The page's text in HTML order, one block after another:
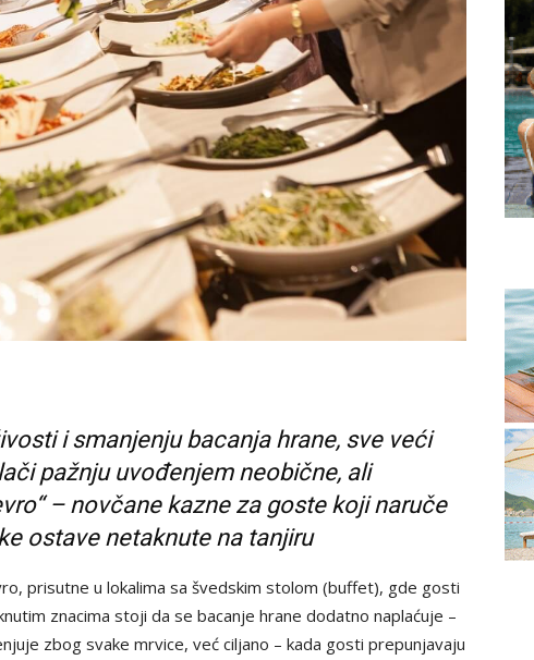
i smanjenju bacanja hrane, sve veći
pažnju uvođenjem neobične, ali
– novčane kazne za goste koji naruče
ostave netaknute na tanjiru
prisutne u lokalima sa švedskim stolom (buffet), gde gosti
znacima stoji da se bacanje hrane dodatno naplaćuje –
zbog svake mrvice, već ciljano – kada gosti prepunjavaju